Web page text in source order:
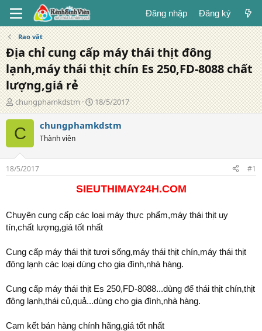
Đăng nhập Đăng ký
Rao vặt
Địa chỉ cung cấp máy thái thịt đông
lạnh,máy thái thịt chín Es 250,FD-8088 chất
lượng,giá rẻ
T
á
c
g
ả
chungphamkdstm
N
g
à
g
18/5/2017
C chungphamkdstm
Thành viên
18/5/2017 #1
SIEUTHIMAY24H.COM
Chuyên cung cấp các loại máy thực phẩm,máy thái thịt uy
tín,chất lượng,giá tốt nhất
Cung cấp máy thái thịt tươi sống,máy thái thịt chín,máy thái thịt
đông lạnh các loại dùng cho gia đình,nhà hàng.
Cung cấp máy thái thịt Es 250,FD-8088...dùng để thái thịt chín,thịt
đông lạnh,thái củ,quả...dùng cho gia đình,nhà hàng.
Cam kết bán hàng chính hãng,giá tốt nhất